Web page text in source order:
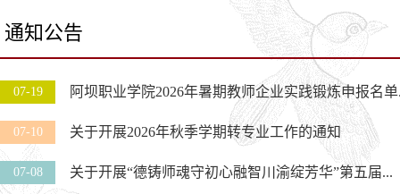
通知公告
07-19 阿坝职业学院2026年暑期教师企业实践锻炼申报名单
07-10 关于开展2026年秋季学期转专业工作的通知
07-08 关于开展“德铸师魂守初心融智川渝绽芳华”第五届...